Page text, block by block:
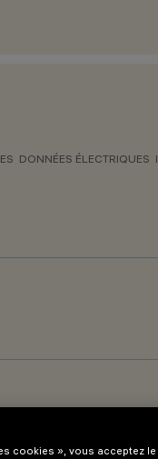
DONNÉES ÉLECTRIQUES
cookies », vous acceptez